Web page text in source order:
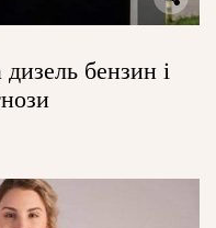
бензин і